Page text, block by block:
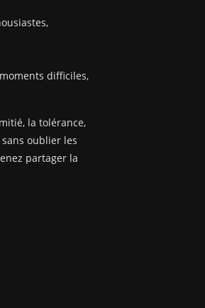
difficiles,
la tolérance,
oublier les
partager la